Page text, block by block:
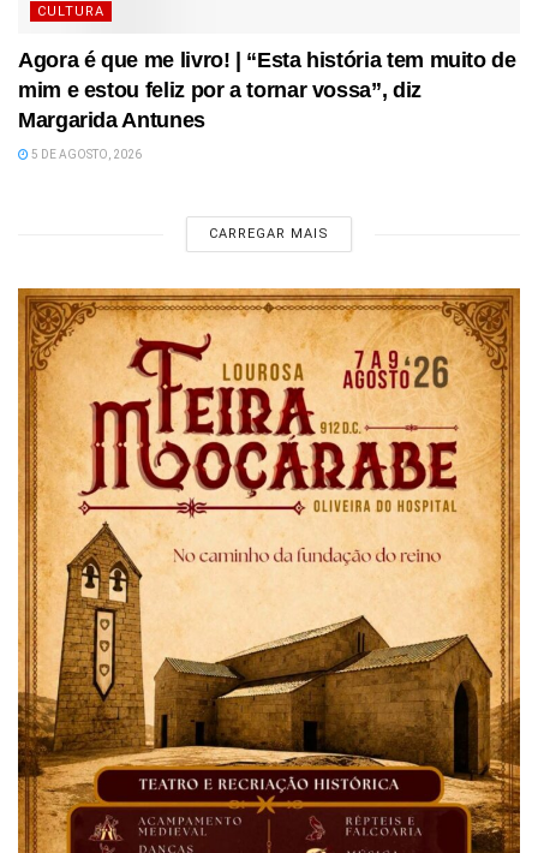
CULTURA
Agora é que me livro! | “Esta história tem muito de
mim e estou feliz por a tornar vossa”, diz
Margarida Antunes
5 DE AGOSTO, 2026
CARREGAR MAIS